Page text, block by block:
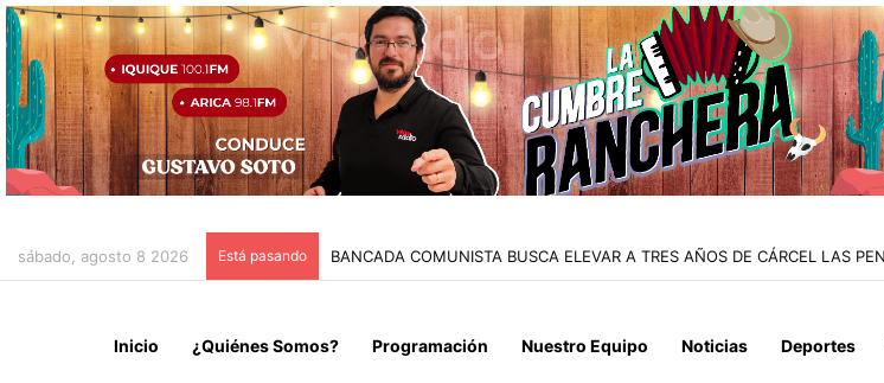
sábado, agosto 8 2026 Está pasando
Inicio ¿Quiénes Somos? Programación Nuestro Equipo Noticias Deportes